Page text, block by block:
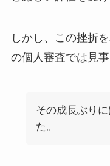
しかし、この挫折
の個人審査では見
その成長ぶり
た。